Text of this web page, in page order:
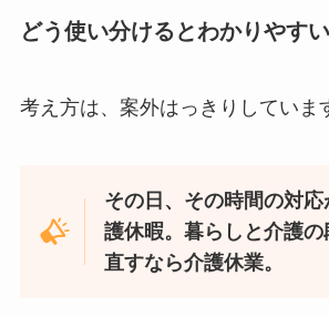
どう使い分けるとわかりやす
考え方は、案外はっきりしていま
その日、その時間の対
護休暇。暮らしと介護
直すなら介護休業。